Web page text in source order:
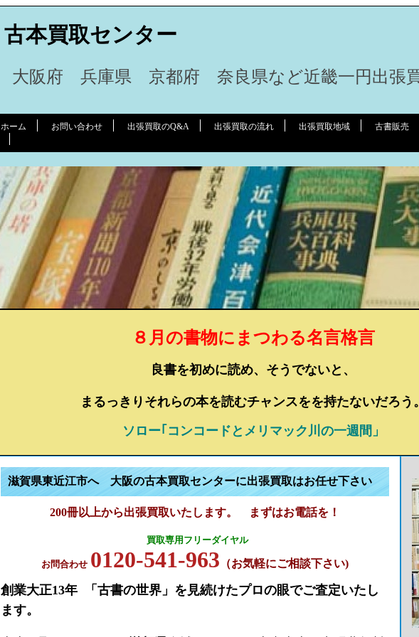
古本買取センター
大阪府 兵庫県 京都府 奈良県など近畿一円出張
ホーム お問い合わせ 出張買取のQ&A 出張買取の流れ 出張買取地域
古書販売
８月の書物にまつわる名言格言
良書を初めに読め、そうでないと、
まるっきりそれらの本を読むチャンスをを持たないだろう
ソロー｢コンコードとメリマック川の一週間」
滋賀県東近江市へ 大阪の古本買取センターに出張買取はお任せ下さい
200冊以上から出張買取いたします。 まずはお電話を！
買取専用フリーダイヤル
お問合わせ 0120-541-963 （お気軽にご相談下さい)
創業大正13年 「古書の世界」を見続けたプロの眼でご査定いたし
ます。